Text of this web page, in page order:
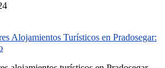
Alojamientos Turísticos en Pradosegar: